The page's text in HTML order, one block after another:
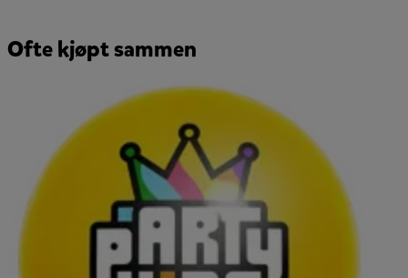
Ofte kjøpt sammen